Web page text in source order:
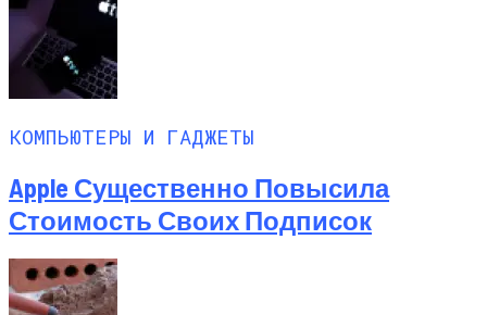
КОМПЬЮТЕРЫ И ГАДЖЕТЫ
Apple Существенно Повысила
Стоимость Своих Подписок